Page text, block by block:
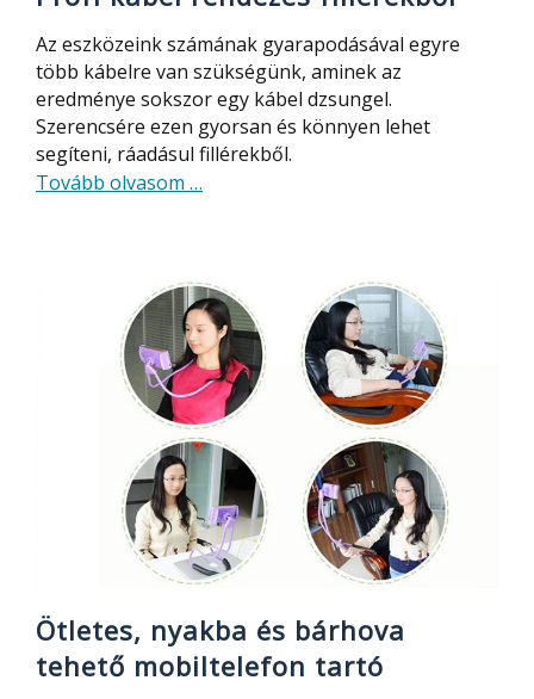
Az eszközeink számának gyarapodásával egyre
több kábelre van szükségünk, aminek az
eredménye sokszor egy kábel dzsungel.
Szerencsére ezen gyorsan és könnyen lehet
segíteni, ráadásul fillérekből.
Tovább olvasom about
fillérekből
…
Ötletes, nyakba és bárhova
tehető mobiltelefon tartó